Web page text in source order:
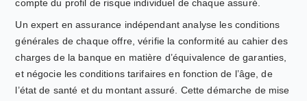
compte du profil de risque individuel de chaque assuré.
Un expert en assurance indépendant analyse les conditions
générales de chaque offre, vérifie la conformité au cahier des
charges de la banque en matière d’équivalence de garanties,
et négocie les conditions tarifaires en fonction de l’âge, de
l’état de santé et du montant assuré. Cette démarche de mise